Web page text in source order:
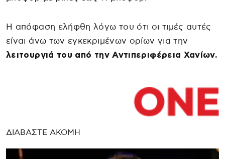
Η απόφαση ελήφθη λόγω του ότι οι τιμές αυτές
είναι άνω των εγκεκριμένων ορίων για την
λειτουργιά του από την Αντιπεριφέρεια Χανίων.
ΔΙΑΒΑΣΤΕ ΑΚΟΜΗ